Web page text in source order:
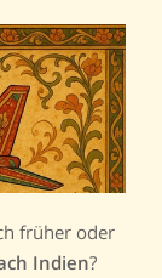
früher oder
Indien?